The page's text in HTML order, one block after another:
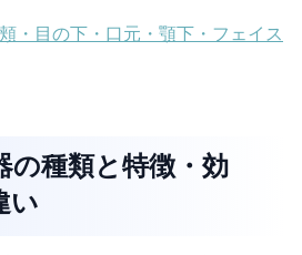
・目の下・口元・顎下・フェイス
の種類と特徴・効
い